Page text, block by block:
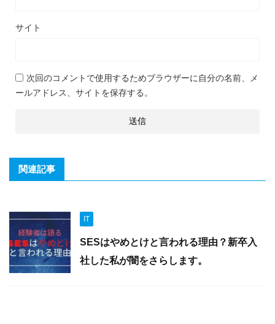
サイト
次回のコメントで使用するためブラウザーに自分の名前、メ
ールアドレス、サイトを保存する。
関連記事
IT
SESはやめとけと言われる理由？新卒入
社した私が闇をさらします。